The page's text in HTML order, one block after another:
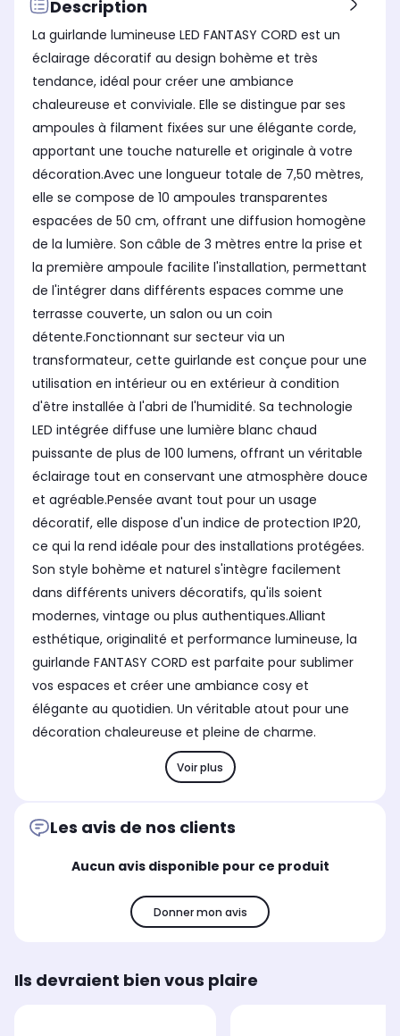
Description
La guirlande lumineuse LED FANTASY CORD est un
éclairage décoratif au design bohème et très
tendance, idéal pour créer une ambiance
chaleureuse et conviviale. Elle se distingue par ses
ampoules à filament fixées sur une élégante corde,
apportant une touche naturelle et originale à votre
décoration.Avec une longueur totale de 7,50 mètres,
elle se compose de 10 ampoules transparentes
espacées de 50 cm, offrant une diffusion homogène
de la lumière. Son câble de 3 mètres entre la prise et
la première ampoule facilite l'installation, permettant
de l'intégrer dans différents espaces comme une
terrasse couverte, un salon ou un coin
détente.Fonctionnant sur secteur via un
transformateur, cette guirlande est conçue pour une
utilisation en intérieur ou en extérieur à condition
d'être installée à l'abri de l'humidité. Sa technologie
LED intégrée diffuse une lumière blanc chaud
puissante de plus de 100 lumens, offrant un véritable
éclairage tout en conservant une atmosphère douce
et agréable.Pensée avant tout pour un usage
décoratif, elle dispose d'un indice de protection IP20,
ce qui la rend idéale pour des installations protégées.
Son style bohème et naturel s'intègre facilement
dans différents univers décoratifs, qu'ils soient
modernes, vintage ou plus authentiques.Alliant
esthétique, originalité et performance lumineuse, la
guirlande FANTASY CORD est parfaite pour sublimer
vos espaces et créer une ambiance cosy et
élégante au quotidien. Un véritable atout pour une
décoration chaleureuse et pleine de charme.
Voir plus
Les avis de nos clients
Aucun avis disponible pour ce produit
Donner mon avis
Ils devraient bien vous plaire